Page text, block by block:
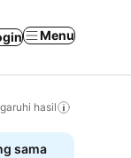
Menu
hasil
sama